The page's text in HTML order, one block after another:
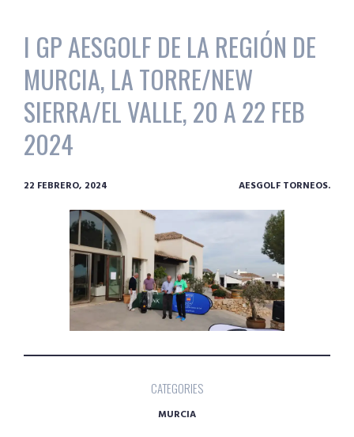
I GP AESGOLF DE LA REGIÓN DE
MURCIA, LA TORRE/NEW
SIERRA/EL VALLE, 20 A 22 FEB
2024
22 FEBRERO, 2024 AESGOLF TORNEOS.
CATEGORIES
MURCIA